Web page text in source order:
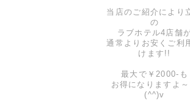
当店のご紹介により
の
ラブホテル4店舗
通常よりお安くご利
けます!!
最大で￥2000-も
お得になりますよ
(^^)v